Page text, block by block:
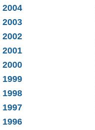
2004
2003
2002
2001
2000
1999
1998
1997
1996